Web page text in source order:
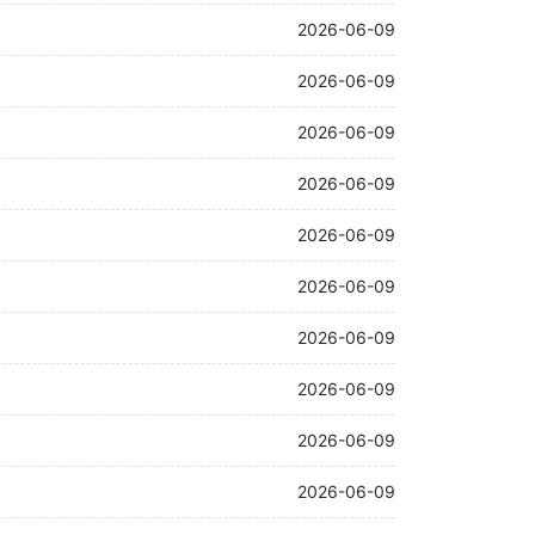
2026-06-09
2026-06-09
2026-06-09
2026-06-09
2026-06-09
2026-06-09
2026-06-09
2026-06-09
2026-06-09
2026-06-09